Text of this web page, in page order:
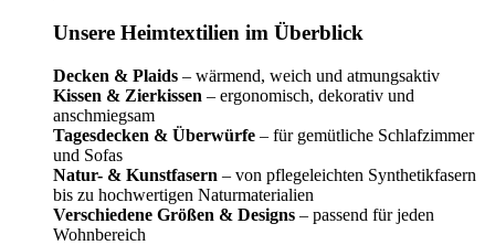
Unsere Heimtextilien im Überblick
Decken & Plaids – wärmend, weich und atmungsaktiv
Kissen & Zierkissen – ergonomisch, dekorativ und
anschmiegsam
Tagesdecken & Überwürfe – für gemütliche Schlafzimmer
und Sofas
Natur- & Kunstfasern – von pflegeleichten Synthetikfasern
bis zu hochwertigen Naturmaterialien
Verschiedene Größen & Designs – passend für jeden
Wohnbereich